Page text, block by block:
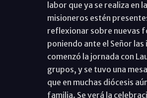
labor que ya se realiza en
misioneros estén
reflexionar sobre nuevas
poniendo ante el Señor
comenzó la jornada con
grupos, y se tuvo una
que en muchas diócesis
familia. Se verá la